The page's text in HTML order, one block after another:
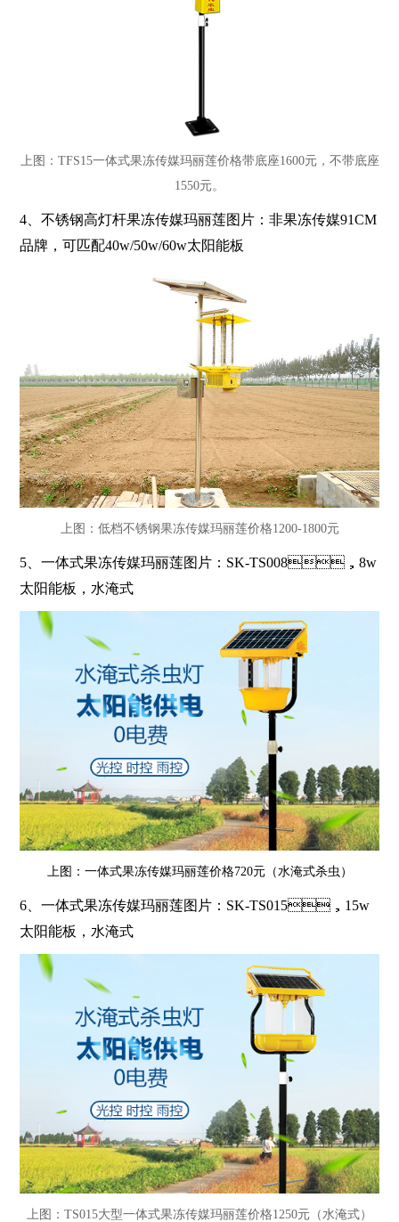
上图：TFS15一体式果冻传媒玛丽莲价格带底座1600元，不带底座
1550元。
4、不锈钢高灯杆果冻传媒玛丽莲图片：非果冻传媒91CM
品牌，可匹配40w/50w/60w太阳能板
上图：低档不锈钢果冻传媒玛丽莲价格1200-1800元
5、一体式果冻传媒玛丽莲图片： SK-TS008，8w
太阳能板，水淹式
上图：一体式果冻传媒玛丽莲价格720元（水淹式杀虫）
6、一体式果冻传媒玛丽莲图片： SK-TS015， 15w
太阳能板，水淹式
上图：TS015大型一体式果冻传媒玛丽莲价格1250元（水淹式）